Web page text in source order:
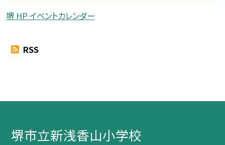
堺 HP イベントカレンダー
RSS
堺市立新浅香山小学校